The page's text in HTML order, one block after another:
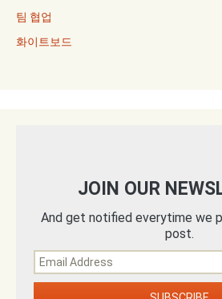
팀 협업
화이트보드
JOIN OUR
And get notified everytime we
post.